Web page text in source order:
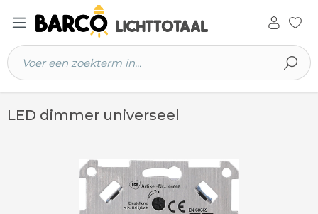
hoofdinhoud
LED dimmer universeel